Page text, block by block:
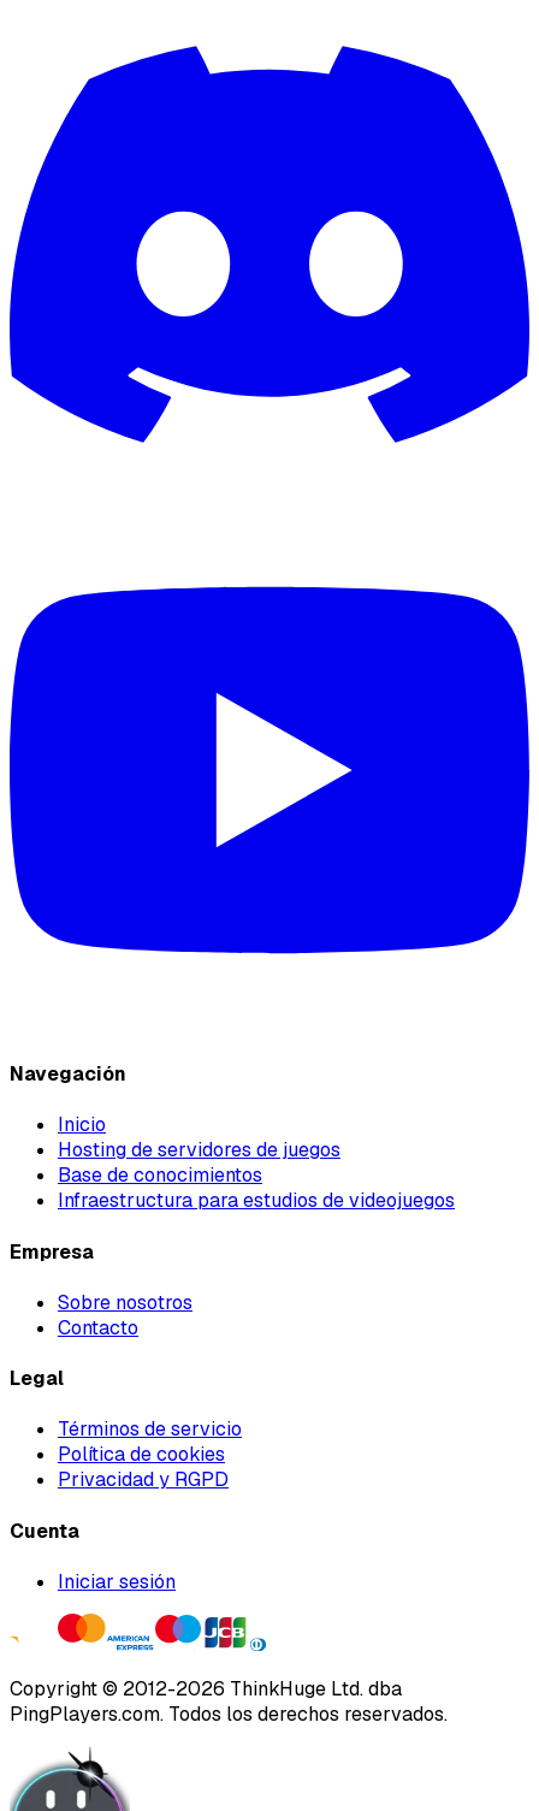
Navegación
Inicio
Hosting de servidores de juegos
Base de conocimientos
Infraestructura para estudios de videojuegos
Empresa
Sobre nosotros
Contacto
Legal
Términos de servicio
Política de cookies
Privacidad y RGPD
Cuenta
Iniciar sesión
Copyright © 2012-2026 ThinkHuge Ltd.dba
PingPlayers.com. Todos los derechos reservados.